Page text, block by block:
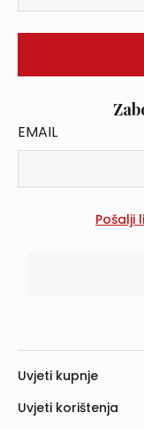
EMAIL
Uvjeti kupnje
Uvjeti korištenja